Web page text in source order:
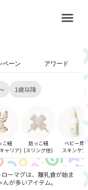
ペーン アワード
1歳以降
こ紐
ャリア)
抱っこ紐
(スリング他)
ベビー用
スキンケア
ローマグは、離乳食が始ま
が多いアイテム。